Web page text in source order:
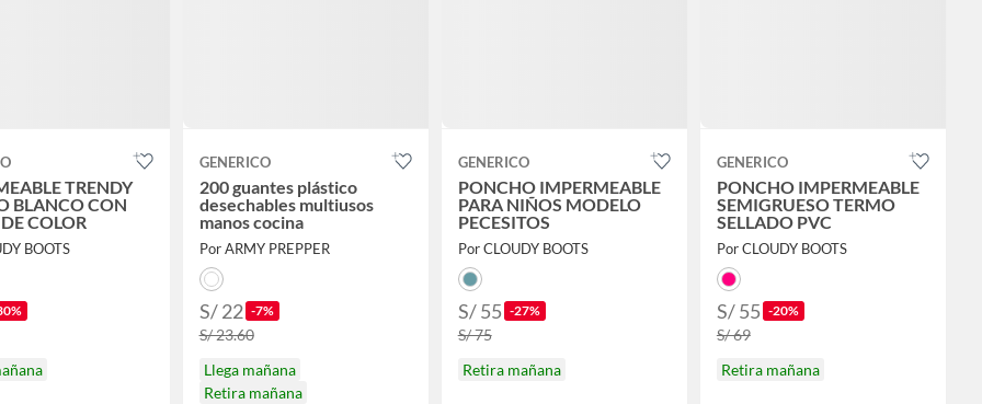
TRENDY
BLANCO CON
COLOR
BOOTS
GENERICO
200 guantes plástico
desechables multiusos
manos cocina
Por ARMY PREPPER
S/ 22 -7%
S/ 23.60
Llega mañana
Retira mañana
GENERICO
PONCHO IMPERMEABLE
PARA NIÑOS MODELO
PECESITOS
Por CLOUDY BOOTS
S/ 55 -27%
S/ 75
Retira mañana
GENERICO
PONCHO IMPERMEABLE
SEMIGRUESO TERMO
SELLADO PVC
Por CLOUDY BOOTS
S/ 55 -20%
S/ 69
Retira mañana